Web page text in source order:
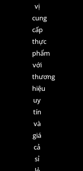
vị
cung
cấp
thực
phẩm
với
thương
hiệu
uy
tín
và
giá
cả
sỉ